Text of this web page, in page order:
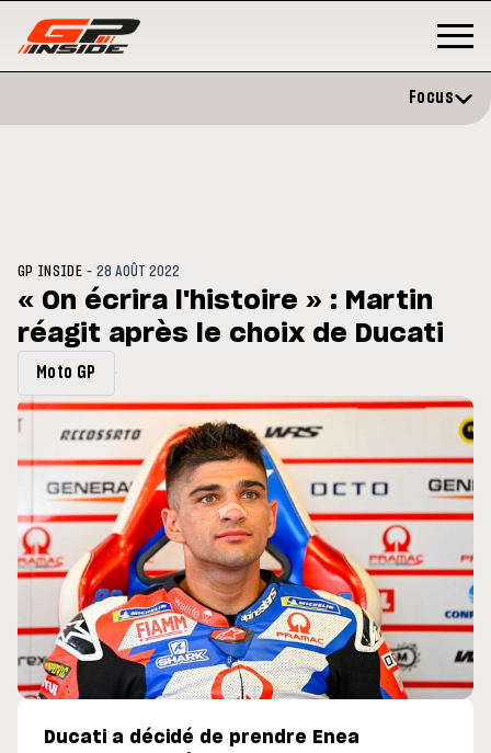
du GP de Grande-
MOTO GP
Focus
GP INSIDE -28 AOÛT 2022
« On écrira l'histoire » : Martin
réagit après le choix de Ducati
Moto GP
Ducati a décidé de prendre Enea